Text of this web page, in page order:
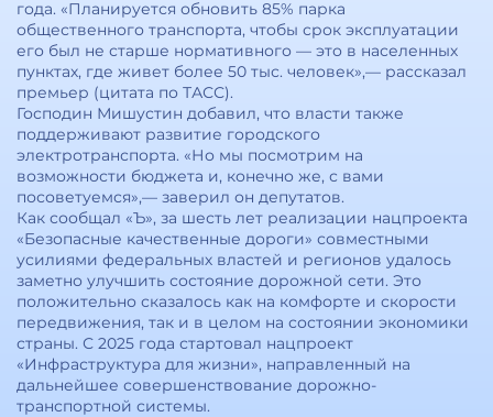
года. «Планируется обновить 85% парка
общественного транспорта, чтобы срок эксплуатации
его был не старше нормативного — это в населенных
пунктах, где живет более 50 тыс. человек»,— рассказал
премьер (цитата по ТАСС).
Господин Мишустин добавил, что власти также
поддерживают развитие городского
электротранспорта. «Но мы посмотрим на
возможности бюджета и, конечно же, с вами
посоветуемся»,— заверил он депутатов.
Как сообщал «Ъ», за шесть лет реализации нацпроекта
«Безопасные качественные дороги» совместными
усилиями федеральных властей и регионов удалось
заметно улучшить состояние дорожной сети. Это
положительно сказалось как на комфорте и скорости
передвижения, так и в целом на состоянии экономики
страны. С 2025 года стартовал нацпроект
«Инфраструктура для жизни», направленный на
дальнейшее совершенствование дорожно-
транспортной системы.